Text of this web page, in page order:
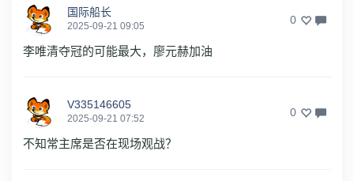
国际船长
2025-09-21 09:05 0
李唯清夺冠的可能最大，廖元赫加油
V335146605
2025-09-21 07:52 0
不知常主席是否在现场观战？